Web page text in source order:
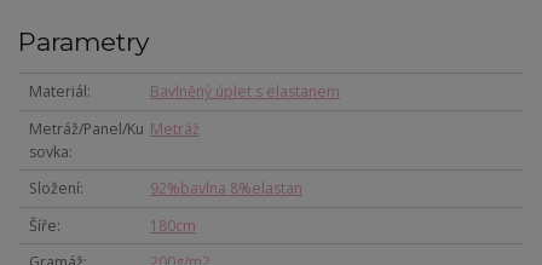
Parametry
Materiál
Bavlněný úplet s elastanem
Metráž/Panel/Ku
sovka
Metráž
Složení
92%bavlna 8%elastan
Šíře
180cm